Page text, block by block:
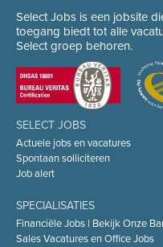
Select Jobs is een jobsite
toegang biedt tot alle
Select groep behoren.
SELECT JOBS
Actuele jobs en vacatures
Spontaan solliciteren
Job alert
SPECIALISATIES
Financiële Jobs | Bekijk Onze
Sales Vacatures en Office Jobs